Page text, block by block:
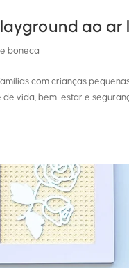
ao ar
boneca
com crianças
vida, bem-estar e